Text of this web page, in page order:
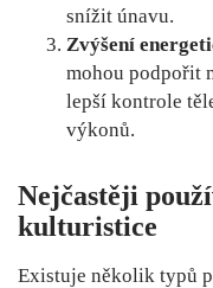
snížit únavu.
Zvýšení
mohou podpořit
lepší kontrole
výkonů.
Nejčastěji
kulturistice
Existuje několik typů